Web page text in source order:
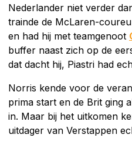
Nederlander niet verder
trainde de McLaren-
en had hij met teamgenoot
buffer naast zich op de
dat dacht hij, Piastri had
Norris kende voor de
prima start en de Brit ging
in. Maar bij het uitkomen
uitdager van Verstappen